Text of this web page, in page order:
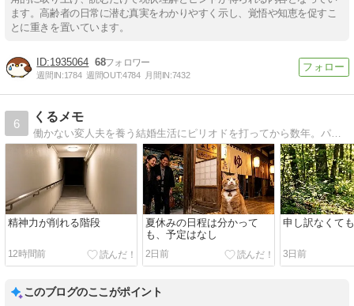
ます。高齢者の日常に潜む真実をわかりやすく示し、覚悟や知恵を促すこ
とに重きを置いています。
1935064 68
週間IN:1784 週間OUT:4784 月間IN:7432
6
くるメモ
働かない変人夫を養う結婚生活にピリオドを打ってから数年。パートと在宅の仕事でなんとか生計を立てています。旧『離活のためのアラフィフ貯金日記』→『ぼっちシニアの幸せ探し貯金日記』→当ブログへと変遷しています。
精神力が削れる階段
12時間前
夏休みの日程は分かって
も、予定はなし
2日前
申し訳なくて
3日前
このブログのここがポイント